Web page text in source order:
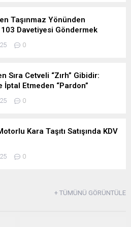
Taşınmaz Yönünden
Davetiyesi Göndermek
?
0
Sıra Cetveli “Zırh” Gibidir:
İptal Etmeden “Pardon”
0
Kara Taşıtı Satışında KDV
0
+ TÜMÜNÜ GÖRÜNTÜLE